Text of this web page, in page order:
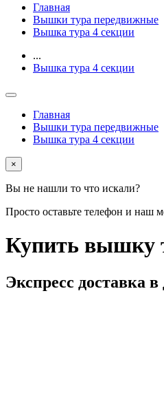
Главная
Вышки тура передвижные
Вышка тура 4 секции
...
Вышка тура 4 секции
Главная
Вышки тура передвижные
Вышка тура 4 секции
×
Вы не нашли то что искали?
Просто оставьте телефон и наш
Купить вышку
Экспресс доставка в